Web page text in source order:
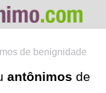
de benignidade
antônimos de